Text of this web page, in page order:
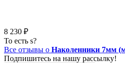
8 230 ₽
То есть s?
Все отзывы о Наколенники 7мм
Подпишитесь на нашу рассылку!